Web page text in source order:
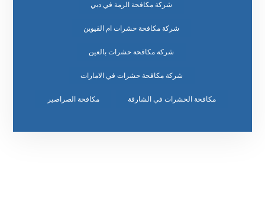
شركة مكافحة الرمة في دبي
شركة مكافحة حشرات ام القيوين
شركة مكافحة حشرات بالعين
شركة مكافحة حشرات في الامارات
مكافحة الحشرات في الشارقة مكافحة الصراصير